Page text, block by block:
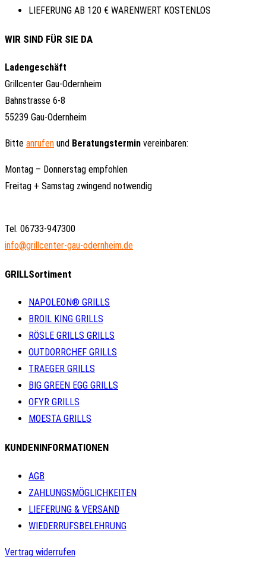
LIEFERUNG AB 120 € WARENWERT KOSTENLOS
WIR SIND FÜR SIE DA
Ladengeschäft
Grillcenter Gau-Odernheim
Bahnstrasse 6-8
55239 Gau-Odernheim
Bitte anrufen und Beratungstermin vereinbaren:
Montag – Donnerstag empfohlen
Freitag + Samstag zwingend notwendig
Tel. 06733-947300
info@grillcenter-gau-odernheim.de
GRILLSortiment
NAPOLEON® GRILLS
BROIL KING GRILLS
RÖSLE GRILLS GRILLS
OUTDORRCHEF GRILLS
TRAEGER GRILLS
BIG GREEN EGG GRILLS
OFYR GRILLS
MOESTA GRILLS
KUNDENINFORMATIONEN
AGB
ZAHLUNGSMÖGLICHKEITEN
LIEFERUNG & VERSAND
WIEDERRUFSBELEHRUNG
Vertrag widerrufen